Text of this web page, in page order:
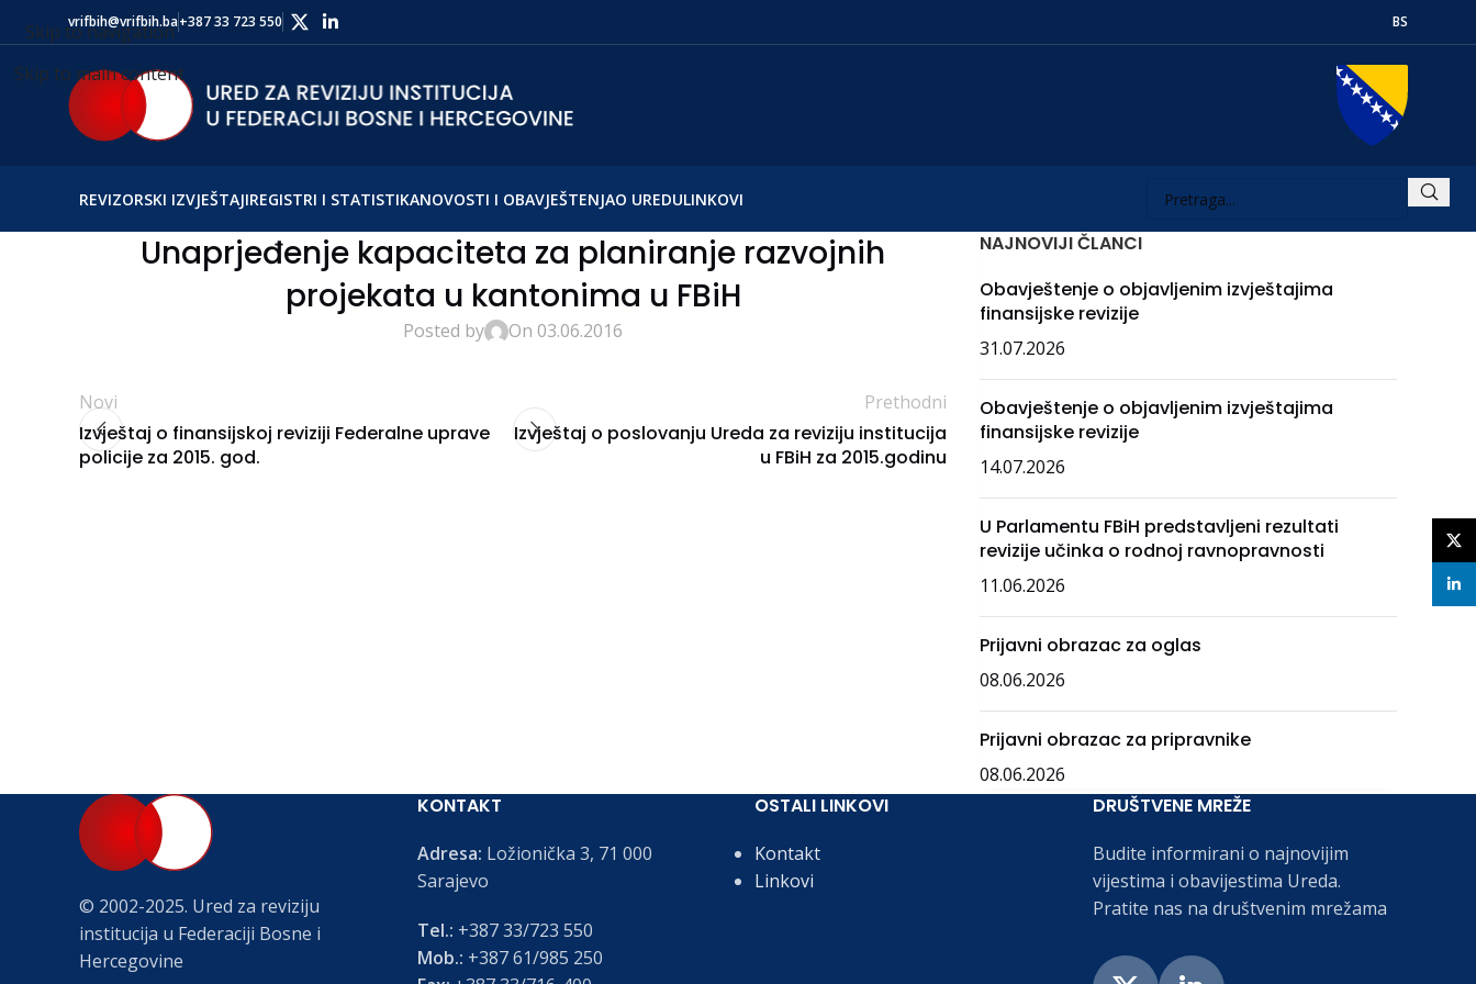
Skip to navigation
Skip to main content
vrifbih@vrifbih.ba+387 33 723 550 BS
REVIZORSKI IZVJEŠTAJIREGISTRI I STATISTIKANOVOSTI I OBAVJEŠTENJAO UREDULINKOVI
Unaprjeđenje kapaciteta za planiranje razvojnih
projekata u kantonima u FBiH
Posted by On 03.06.2016
Novi
Izvještaj o finansijskoj reviziji Federalne uprave
policije za 2015. god.
Prethodni
Izvještaj o poslovanju Ureda za reviziju institucija
u FBiH za 2015.godinu
NAJNOVIJI ČLANCI
Obavještenje o objavljenim izvještajima
finansijske revizije
31.07.2026
Obavještenje o objavljenim izvještajima
finansijske revizije
14.07.2026
U Parlamentu FBiH predstavljeni rezultati
revizije učinka o rodnoj ravnopravnosti
11.06.2026
Prijavni obrazac za oglas
08.06.2026
Prijavni obrazac za pripravnike
08.06.2026
© 2002-2025. Ured za reviziju
institucija u Federaciji Bosne i
Hercegovine
KONTAKT
Adresa: Ložionička 3, 71 000
Sarajevo
Tel.: +387 33/723 550
Mob.: +387 61/985 250
OSTALI LINKOVI
Kontakt
Linkovi
DRUŠTVENE MREŽE
Budite informirani o najnovijim
vijestima i obavijestima Ureda.
Pratite nas na društvenim mrežama